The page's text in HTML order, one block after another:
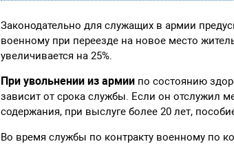
Законодательно для служащих в армии
военному при переезде на новое место
увеличивается на 25%.
При увольнении из армии по состоянию
зависит от срока службы. Если он отслужил
содержания, при выслуге более 20 лет,
Во время службы по контракту военному по